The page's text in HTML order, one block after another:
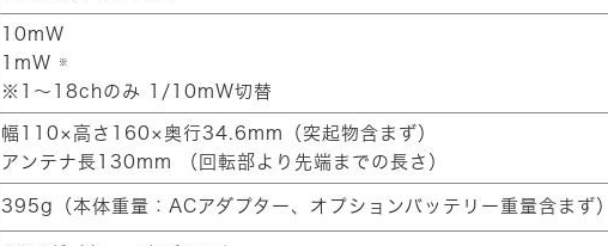
10mW
1mW
※
※1～18chのみ 1/10mW切替
幅110×高さ160×奥行34.6mm（突起物含まず）
アンテナ長130mm （回転部より先端までの長さ）
395g（本体重量：ACアダプター、オプションバッテリー重量含まず）